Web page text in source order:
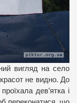
вигляд на село
не видно. До
дев’ятка і